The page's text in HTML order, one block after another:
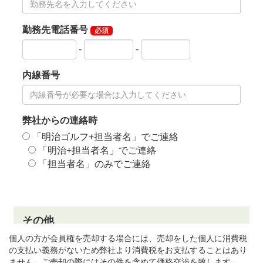
個人の方が会員権を売却する場合には、売却をした個人に消費税
の支払い義務がないため弊社より消費税をお支払することはあり